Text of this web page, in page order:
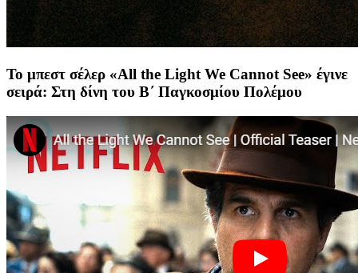
Το μπεστ σέλερ «All the Light We Cannot See» έγινε
σειρά: Στη δίνη του Β΄ Παγκοσμίου Πολέμου